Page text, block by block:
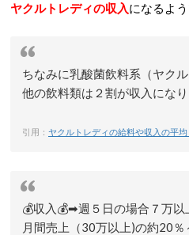
ヤクルトレディの収入になるよう
ちなみに乳酸菌飲料系（ヤク
他の飲料類は２割が収入になり
引用： ヤクルトレディの給料や収入の平均
💰収入💰➡週５日の場合７万以
月間売上（30万以上)の約20